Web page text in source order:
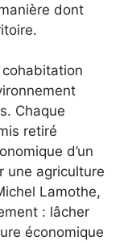
dont
Chaque
retiré
d’un
une agriculture
Lamothe,
: lâcher
économique